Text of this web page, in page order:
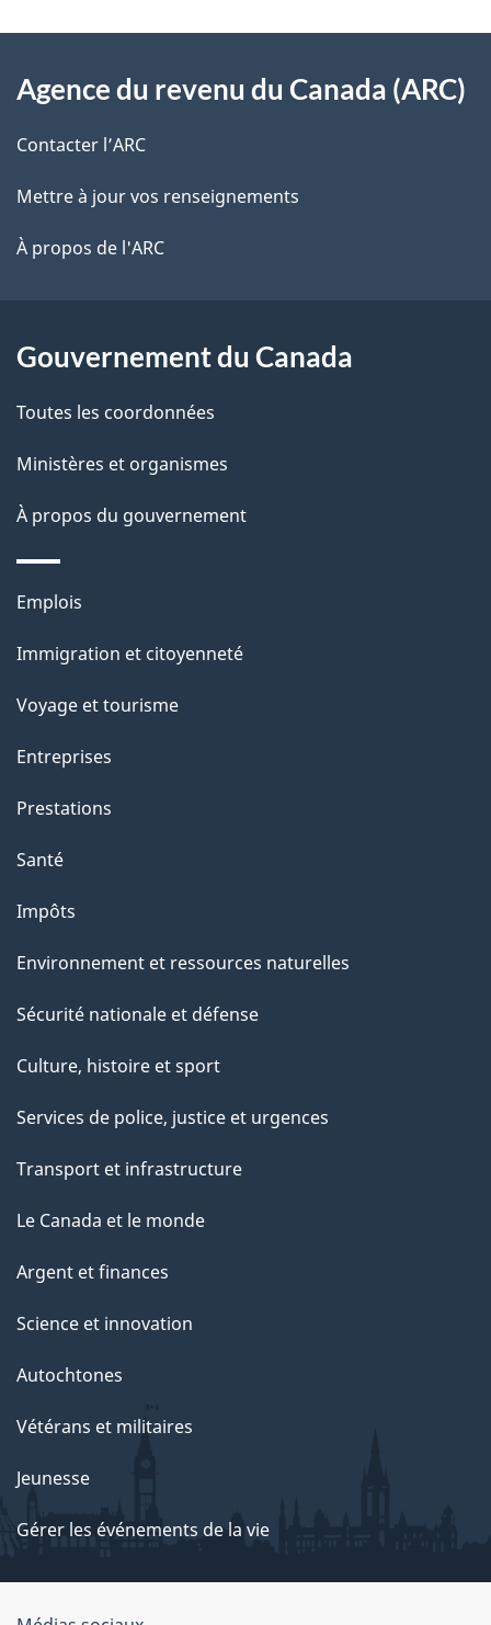
l
s
l
a
a
g
e
t
r
e
t
a
t
i
n
s
r
c
t
t
a
e
propos
de
ce
site
Agence du revenu du Canada (ARC)
Contacter l’ARC
Mettre à jour vos renseignements
À propos de l'ARC
Gouvernement du Canada
Toutes les coordonnées
Ministères et organismes
À propos du gouvernement
Thèmes
sujets
Emplois
Immigration et citoyenneté
Voyage et tourisme
Entreprises
Prestations
Santé
Impôts
Environnement et ressources naturelles
Sécurité nationale et défense
Culture, histoire et sport
Services de police, justice et urgences
Transport et infrastructure
Le Canada et le monde
Argent et finances
Science et innovation
Autochtones
Vétérans et militaires
Jeunesse
Gérer les événements de la vie